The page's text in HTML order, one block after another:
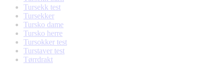
Tursekk test
Tursekker
Tursko dame
Tursko herre
Tursokker test
Turstaver test
Tørrdrakt